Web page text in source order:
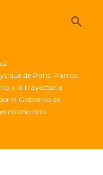
de París. Pánico,
a la trayectoria
el Gobierno de